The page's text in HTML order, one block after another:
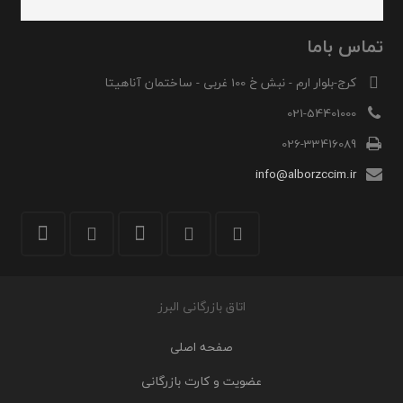
تماس باما
کرج-بلوار ارم - نبش خ 100 غربی - ساختمان آناهیتا
021-54401000
026-33416089
info@alborzccim.ir
اتاق بازرگانی البرز
صفحه اصلی
عضویت و کارت بازرگانی